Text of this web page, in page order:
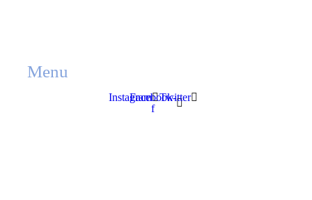
Menu
InstagramFacebook-
f
Twitter